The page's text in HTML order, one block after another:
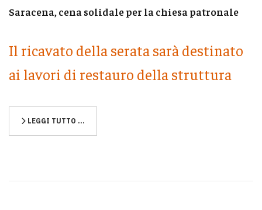
Saracena, cena solidale per la chiesa patronale
Il ricavato della serata sarà destinato
ai lavori di restauro della struttura
LEGGI TUTTO …